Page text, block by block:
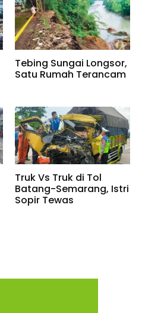
Tebing Sungai Longsor,
Satu Rumah Terancam
Truk Vs Truk di Tol
Batang-Semarang, Istri
Sopir Tewas